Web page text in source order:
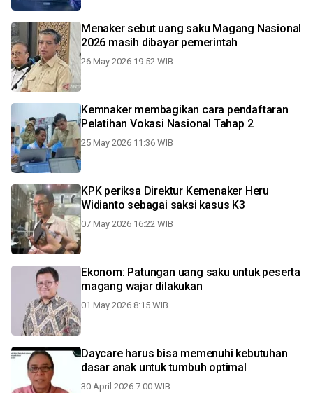
Menaker sebut uang saku Magang Nasional
2026 masih dibayar pemerintah
26 May 2026 19:52 WIB
Kemnaker membagikan cara pendaftaran
Pelatihan Vokasi Nasional Tahap 2
25 May 2026 11:36 WIB
KPK periksa Direktur Kemenaker Heru
Widianto sebagai saksi kasus K3
07 May 2026 16:22 WIB
Ekonom: Patungan uang saku untuk peserta
magang wajar dilakukan
01 May 2026 8:15 WIB
Daycare harus bisa memenuhi kebutuhan
dasar anak untuk tumbuh optimal
30 April 2026 7:00 WIB